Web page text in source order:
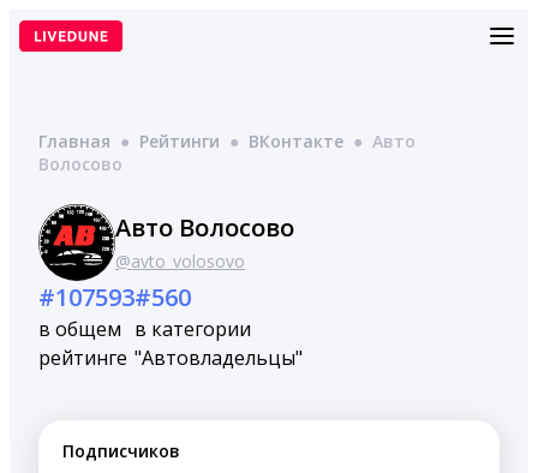
Перейти
Главная ● Рейтинги ● ВКонтакте ● Авто
Волосово
Авто Волосово
@avto_volosovo
#107593
в общем
рейтинге
#560
в категории
"Автовладельцы"
Подписчиков